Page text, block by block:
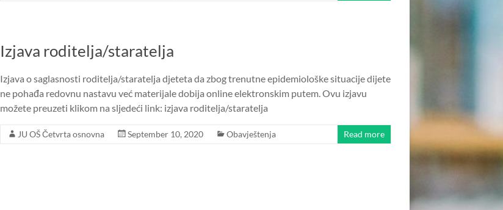
Izjava roditelja/staratelja
Izjava o saglasnosti roditelja/staratelja djeteta da zbog trenutne epidemiološke situacije dijete
ne pohađa redovnu nastavu već materijale dobija online elektronskim putem. Ovu izjavu
možete preuzeti klikom na sljedeći link: izjava roditelja/staratelja
JU OŠ Četvrta osnovna September 10, 2020 Obavještenja Read more